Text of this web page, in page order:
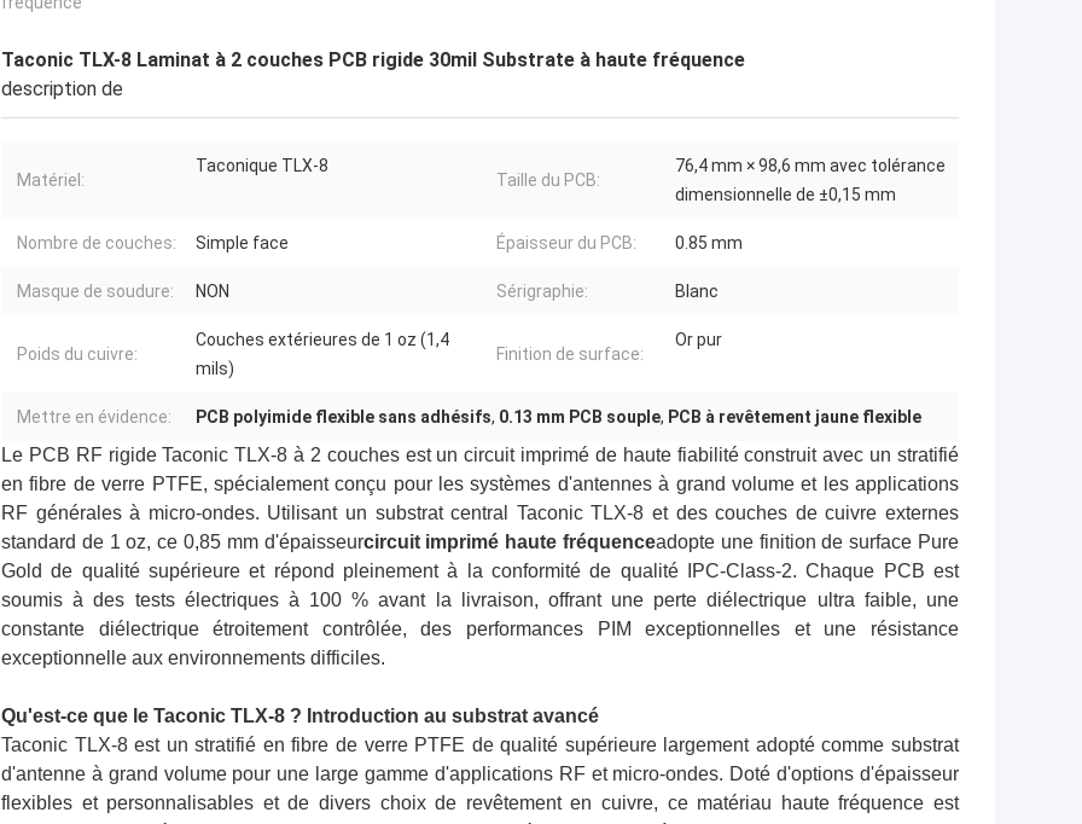
Taconic TLX-8 Laminat à 2 couches PCB rigide 30mil Substrate à haute fréquence
description de
Matériel:
Taconique TLX-8
Taille du PCB:
76,4 mm × 98,6 mm avec tolérance
dimensionnelle de ±0,15 mm
Nombre de couches: Simple face Épaisseur du PCB: 0.85 mm
Masque de soudure: NON Sérigraphie: Blanc
Poids du cuivre:
Couches extérieures de 1 oz (1,4
mils)
Finition de surface:
Or pur
Mettre en évidence: PCB polyimide flexible sans adhésifs, 0.13 mm PCB souple, PCB à revêtement jaune flexible
Le PCB RF rigide Taconic TLX-8 à 2 couches est un circuit imprimé de haute fiabilité construit avec un stratifié
en fibre de verre PTFE, spécialement conçu pour les systèmes d'antennes à grand volume et les applications
RF générales à micro-ondes. Utilisant un substrat central Taconic TLX-8 et des couches de cuivre externes
standard de 1 oz, ce 0,85 mm d'épaisseurcircuit imprimé haute fréquenceadopte une finition de surface Pure
Gold de qualité supérieure et répond pleinement à la conformité de qualité IPC-Class-2. Chaque PCB est
soumis à des tests électriques à 100 % avant la livraison, offrant une perte diélectrique ultra faible, une
constante diélectrique étroitement contrôlée, des performances PIM exceptionnelles et une résistance
exceptionnelle aux environnements difficiles.
Qu'est-ce que le Taconic TLX-8 ? Introduction au substrat avancé
Taconic TLX-8 est un stratifié en fibre de verre PTFE de qualité supérieure largement adopté comme substrat
d'antenne à grand volume pour une large gamme d'applications RF et micro-ondes. Doté d'options d'épaisseur
flexibles et personnalisables et de divers choix de revêtement en cuivre, ce matériau haute fréquence est